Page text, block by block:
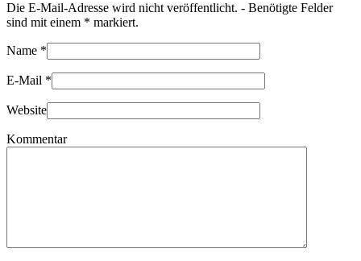
Die E-Mail-Adresse wird nicht veröffentlicht. - Benötigte Felder
sind mit einem * markiert.
Name *
E-Mail *
Website
Kommentar